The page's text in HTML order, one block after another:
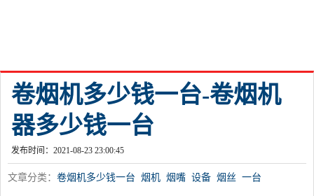
卷烟机多少钱一台-卷烟机
器多少钱一台
发布时间：2021-08-23 23:00:45
文章分类： 卷烟机多少钱一台 烟机 烟嘴 设备 烟丝 一台